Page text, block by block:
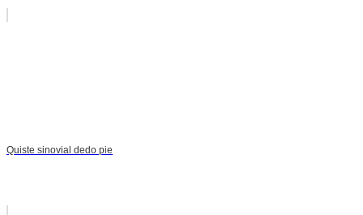
Quiste sinovial dedo pie